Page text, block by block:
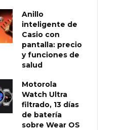
Anillo
inteligente de
Casio con
pantalla: precio
y funciones de
salud
Motorola
Watch Ultra
filtrado, 13 días
de batería
sobre Wear OS